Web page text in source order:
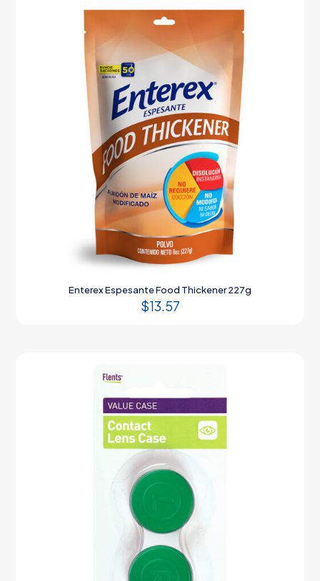
Enterex Espesante Food Thickener 227g
$13.57